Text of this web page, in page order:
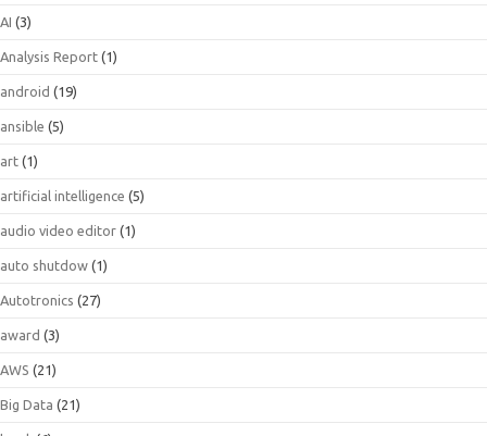
AI (3)
Analysis Report (1)
android (19)
ansible (5)
art (1)
artificial intelligence (5)
audio video editor (1)
auto shutdow (1)
Autotronics (27)
award (3)
AWS (21)
Big Data (21)